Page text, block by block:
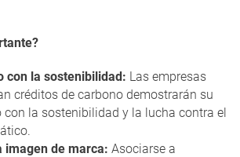
con la sostenibilidad: Las empresas
créditos de carbono demostrarán su
la sostenibilidad y la lucha contra el
imagen de marca: Asociarse a